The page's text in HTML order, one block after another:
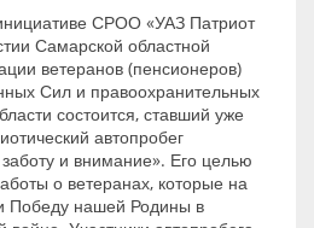
СРОО «УАЗ Патриот
Самарской областной
ветеранов (пенсионеров)
Сил и правоохранительных
состоится, ставший уже
автопробег
и внимание». Его целью
о ветеранах, которые на
Победу нашей Родины в